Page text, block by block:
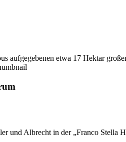
aufgegebenen etwa 17 Hektar
und Albrecht in der „Franco Stella